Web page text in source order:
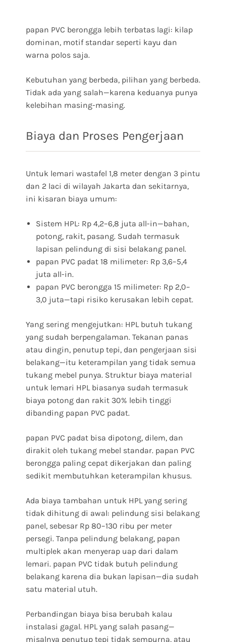
papan PVC berongga lebih terbatas lagi: kilap
dominan, motif standar seperti kayu dan
warna polos saja.
Kebutuhan yang berbeda, pilihan yang berbeda.
Tidak ada yang salah—karena keduanya punya
kelebihan masing-masing.
Biaya dan Proses Pengerjaan
Untuk lemari wastafel 1,8 meter dengan 3 pintu
dan 2 laci di wilayah Jakarta dan sekitarnya,
ini kisaran biaya umum:
Sistem HPL: Rp 4,2–6,8 juta all-in—bahan,
potong, rakit, pasang. Sudah termasuk
lapisan pelindung di sisi belakang panel.
papan PVC padat 18 milimeter: Rp 3,6–5,4
juta all-in.
papan PVC berongga 15 milimeter: Rp 2,0–
3,0 juta—tapi risiko kerusakan lebih cepat.
Yang sering mengejutkan: HPL butuh tukang
yang sudah berpengalaman. Tekanan panas
atau dingin, penutup tepi, dan pengerjaan sisi
belakang—itu keterampilan yang tidak semua
tukang mebel punya. Struktur biaya material
untuk lemari HPL biasanya sudah termasuk
biaya potong dan rakit 30% lebih tinggi
dibanding papan PVC padat.
papan PVC padat bisa dipotong, dilem, dan
dirakit oleh tukang mebel standar. papan PVC
berongga paling cepat dikerjakan dan paling
sedikit membutuhkan keterampilan khusus.
Ada biaya tambahan untuk HPL yang sering
tidak dihitung di awal: pelindung sisi belakang
panel, sebesar Rp 80–130 ribu per meter
persegi. Tanpa pelindung belakang, papan
multiplek akan menyerap uap dari dalam
lemari. papan PVC tidak butuh pelindung
belakang karena dia bukan lapisan—dia sudah
satu material utuh.
Perbandingan biaya bisa berubah kalau
instalasi gagal. HPL yang salah pasang—
misalnya penutup tepi tidak sempurna, atau